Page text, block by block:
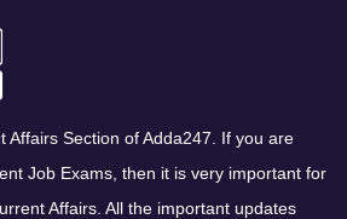
Affairs Section of Adda247. If you are
Job Exams, then it is very important for
Affairs. All the important updates